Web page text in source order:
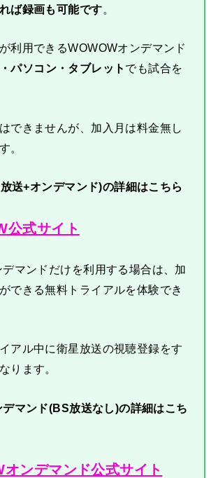
ば録画も可能です。
利用できるWOWOWオンデマンド
パソコン・タブレット でも試合を
できませんが、加入月は料金無し
。
送+オンデマンド)の詳細はこちら
公式サイト
マンドだけを利用する場合は、加
できる無料トライアルを体験でき
アル中に衛星放送の視聴登録をす
ります。
マンド(BS放送なし)の詳細はこち
オンデマンド公式サイト